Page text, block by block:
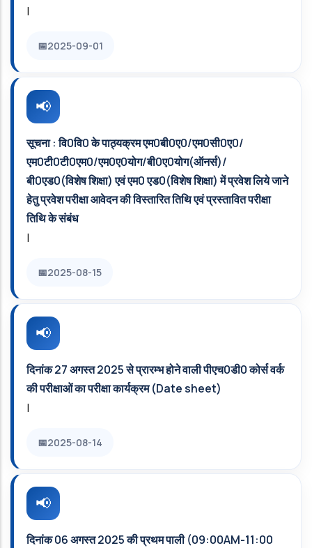
|
2025-09-01
सूचना : वि0वि0 के पाठ्यक्रम एम0बी0ए0/एम0सी0ए0/
एम0टी0टी0एम0/एम0ए0योग/बी0ए0योग(ऑनर्स)/
बी0एड0(विशेष शिक्षा) एवं एम0 एड0(विशेष शिक्षा) में प्रवेश लिये जाने
हेतु प्रवेश परीक्षा आवेदन की विस्तारित तिथि एवं प्रस्तावित परीक्षा
तिथि के संबंध
|
2025-08-15
दिनांक 27 अगस्‍त 2025 से प्रारम्‍भ होने वाली पीएच0डी0 कोर्स वर्क
की परीक्षाओं का परीक्षा कार्यक्रम (Date sheet)
|
2025-08-14
दिनांक 06 अगस्त 2025 की प्रथम पाली (09:00AM-11:00